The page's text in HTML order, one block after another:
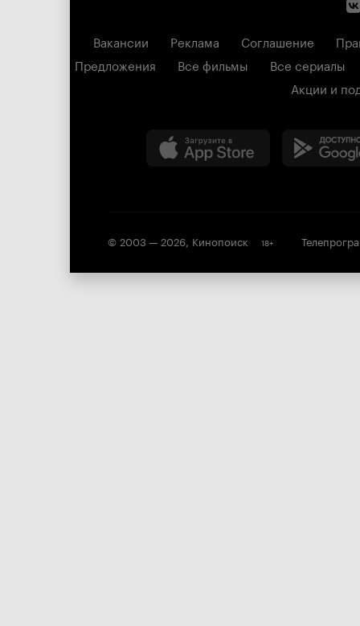
Вакансии Реклама Соглашение
Предложения
Все фильмы
Все сериалы
Акции и
© 2003 — 2026, Кинопоиск 18+